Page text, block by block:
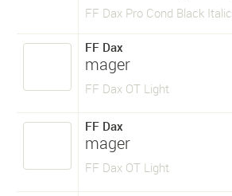
FF Dax Pro Cond Black Italic
FF Dax
mager
FF Dax OT Light
FF Dax
mager
FF Dax OT Light